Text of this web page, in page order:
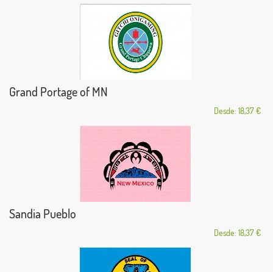
Grand Portage of MN
Desde: 18,37 €
Sandia Pueblo
Desde: 18,37 €